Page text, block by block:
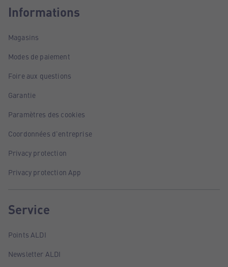
Informations
Magasins
Modes de paiement
Foire aux questions
Garantie
Paramètres des cookies
Coordonnées d'entreprise
Privacy protection
Privacy protection App
Service
Points ALDI
Newsletter ALDI